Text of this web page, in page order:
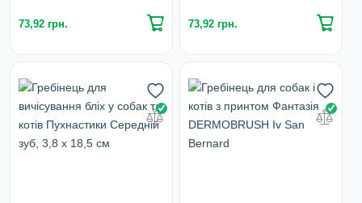
73,92 грн. 73,92 грн.